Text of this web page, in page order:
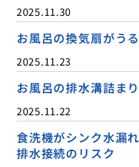
2025.11.30
お風呂の換気扇がう
2025.11.23
お風呂の排水溝詰ま
2025.11.22
食洗機がシンク水漏
排水接続のリスク